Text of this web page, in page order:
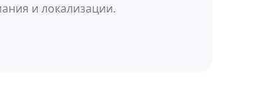
и локализации.